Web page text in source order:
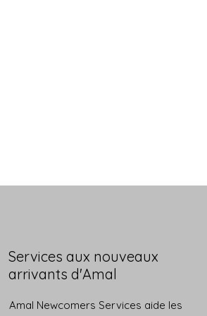
Services aux nouveaux
arrivants d'Amal
Amal Newcomers Services aide les